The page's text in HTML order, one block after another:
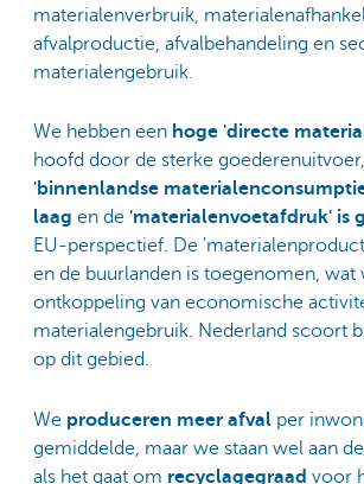
materialenverbruik,
afvalproductie, afvalbehandeling en
materialengebruik.
We hebben een hoge 'directe
hoofd door de sterke
'binnenlandse
laag en de 'materialenvoetafdruk' is
EU-perspectief. De
en de buurlanden is toegenomen, wat
ontkoppeling van economische
materialengebruik. Nederland scoort
op dit gebied.
We produceren meer afval per
gemiddelde, maar we staan wel aan de
als het gaat om recyclagegraad voor